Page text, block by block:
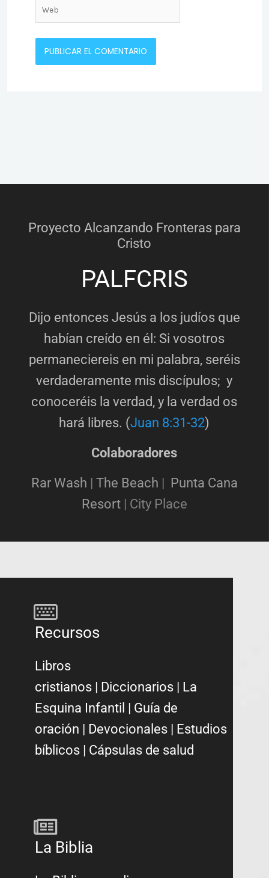
Web
Proyecto Alcanzando Fronteras para
Cristo
PALFCRIS
Dijo entonces Jesús a los judíos que
habían creído en él: Si vosotros
permaneciereis en mi palabra, seréis
verdaderamente mis discípulos; y
conoceréis la verdad, y la verdad os
hará libres. (Juan 8:31-32)
Colaboradores
Rar Wash | The Beach | Punta Cana
Resort| City Place
Recursos
Libros
cristianos | Diccionarios | La
Esquina Infantil | Guía de
oración | Devocionales | Estudios
bíblicos | Cápsulas de salud
La Biblia